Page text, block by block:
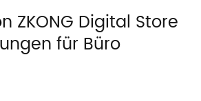
ZKONG Digital Store
für Büro